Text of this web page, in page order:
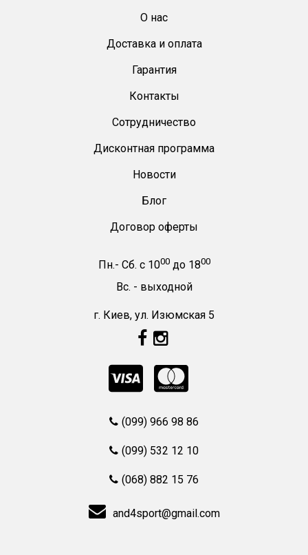
О нас
Доставка и оплата
Гарантия
Контакты
Сотрудничество
Дисконтная программа
Новости
Блог
Договор оферты
Пн.- Сб. с1000 до1800
Вс. - выходной
г. Киев, ул. Изюмская 5
(099) 966 98 86
(099) 532 12 10
(068) 882 15 76
and4sport@gmail.com